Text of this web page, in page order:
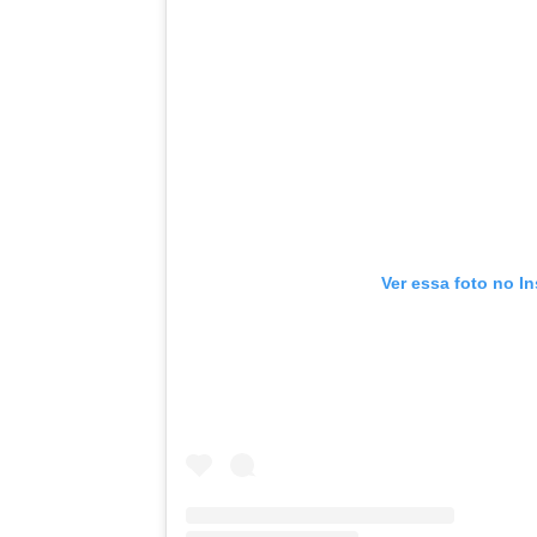
Ver essa foto no